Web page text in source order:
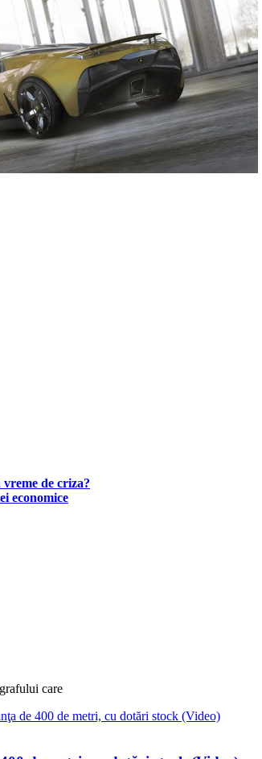
de criza?
economice
care